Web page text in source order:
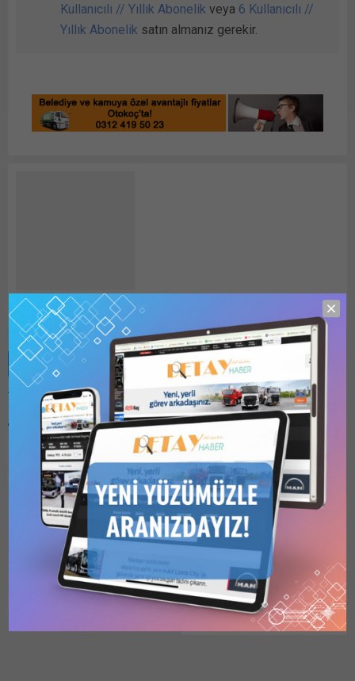
Kullanıcılı // Yıllık Abonelik veya 6 Kullanıcılı //
Yıllık Abonelik satın almanız gerekir.
Detay HABER
Benzer Konular
Bu kategori yalnızca
üyeler tarafından
görüntülenebilir. Bu
kategoriyi
görüntülemek için1
Kullanıcılı // 6 Aylık
Abonelik
1 Kullanıcılı
// Yıllık Abonelik ,3
Kullanıcılı // Yıllık
Abonelik
veya
Kullanıcılı // Yıllık
Aboneliksatın alarak
kaydolun.
BOTAŞ, MUT MERSİN
DOĞAL GAZ BORU
HATTI İÇİN ÇELİK BORU
ALIMI YAPACAK
Boru Hatları ile Petrol
Taşıma Anonim Şirketi
Genel Müdürlüğü tarafından
2025/2479302 İKN numaralı
03.01.2026 0